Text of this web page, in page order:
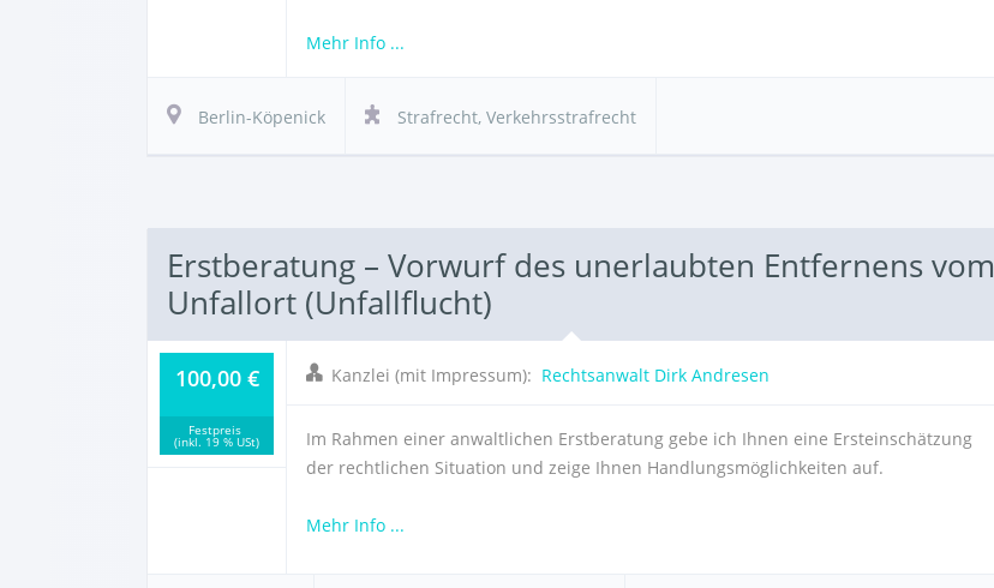
Mehr Info ...
Berlin-Köpenick Strafrecht, Verkehrsstrafrecht
Erstberatung – Vorwurf des unerlaubten Entfernens vom
Unfallort (Unfallflucht)
100,00 €
Festpreis
(inkl. 19 % USt)
Kanzlei (mit Impressum): Rechtsanwalt Dirk Andresen
Im Rahmen einer anwaltlichen Erstberatung gebe ich Ihnen eine Ersteinschätzung
der rechtlichen Situation und zeige Ihnen Handlungsmöglichkeiten auf.
Mehr Info ...